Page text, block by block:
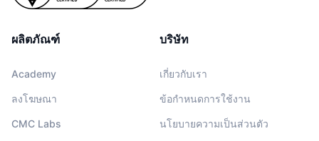
ผลิตภัณฑ์
Academy
ลงโฆษณา
CMC Labs
บริษัท
เกี่ยวกับเรา
ข้อกำหนดการใช้งาน
นโยบายความเป็นส่วนตัว